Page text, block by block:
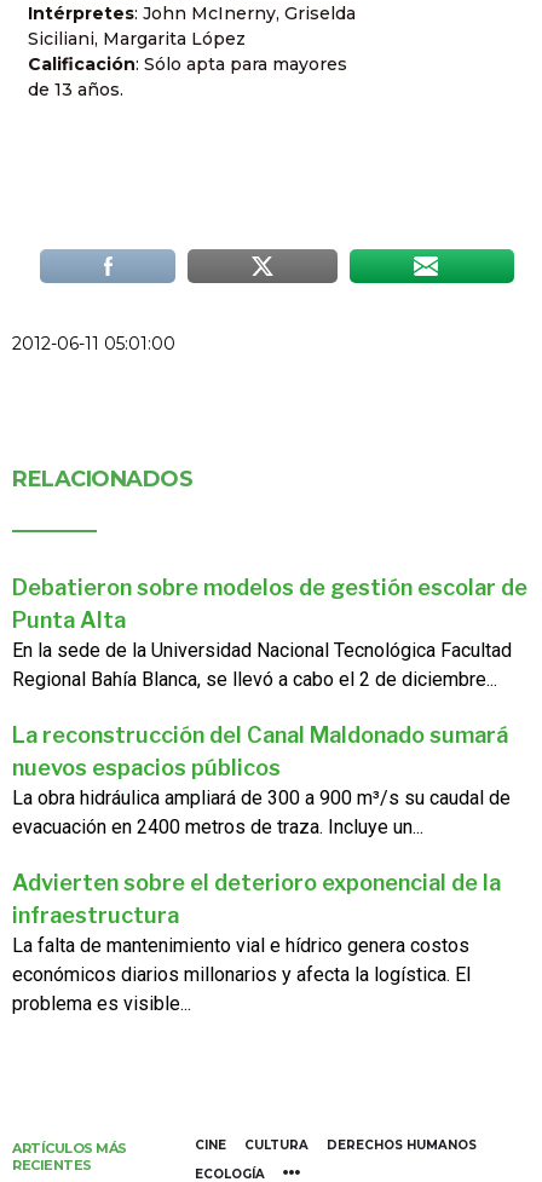
Intérpretes: John McInerny, Griselda
Siciliani, Margarita López
Calificación: Sólo apta para mayores
de 13 años.
2012-06-11 05:01:00
RELACIONADOS
Debatieron sobre modelos de gestión escolar de
Punta Alta
En la sede de la Universidad Nacional Tecnológica Facultad
Regional Bahía Blanca, se llevó a cabo el 2 de diciembre...
La reconstrucción del Canal Maldonado sumará
nuevos espacios públicos
La obra hidráulica ampliará de 300 a 900 m³/s su caudal de
evacuación en 2400 metros de traza. Incluye un...
Advierten sobre el deterioro exponencial de la
infraestructura
La falta de mantenimiento vial e hídrico genera costos
económicos diarios millonarios y afecta la logística. El
problema es visible...
ARTÍCULOS MÁS
RECIENTES
CINE CULTURA
DERECHOS HUMANOS
ECOLOGÍA